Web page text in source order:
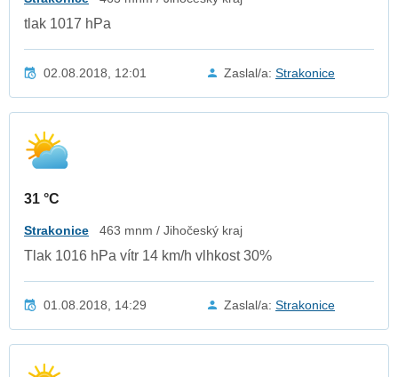
tlak 1017 hPa
02.08.2018, 12:01 Zaslal/a: Strakonice
31 °C
Strakonice 463 mnm / Jihočeský kraj
Tlak 1016 hPa vítr 14 km/h vlhkost 30%
01.08.2018, 14:29 Zaslal/a: Strakonice